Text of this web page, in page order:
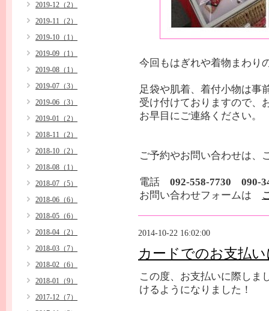
今回もはぎれや着物まわり
足袋や肌着、着付小物は事
受け付けておりますので、
お早目にご連絡ください。
ご予約やお問い合わせは、
電話 092-558-7730 090-
お問い合わせフォームは
2014-10-22 16:02:00
カードでのお支払
この度、お支払いに際しま
けるようになりました！
2019-12（2）
2019-11（2）
2019-10（1）
2019-09（1）
2019-08（1）
2019-07（3）
2019-06（3）
2019-01（2）
2018-11（2）
2018-10（2）
2018-08（1）
2018-07（5）
2018-06（6）
2018-05（6）
2018-04（2）
2018-03（7）
2018-02（6）
2018-01（9）
2017-12（7）